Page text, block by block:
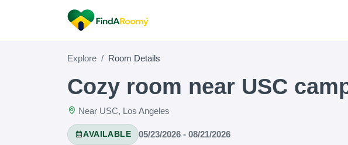
Explore Room Details
Cozy room near USC
Near USC, Los Angeles
AVAILABLE 05/23/2026 - 08/21/2026